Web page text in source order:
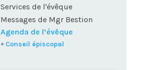
Services de l'évêque
Messages de Mgr Bestion
Agenda de l’évêque
Conseil épiscopal